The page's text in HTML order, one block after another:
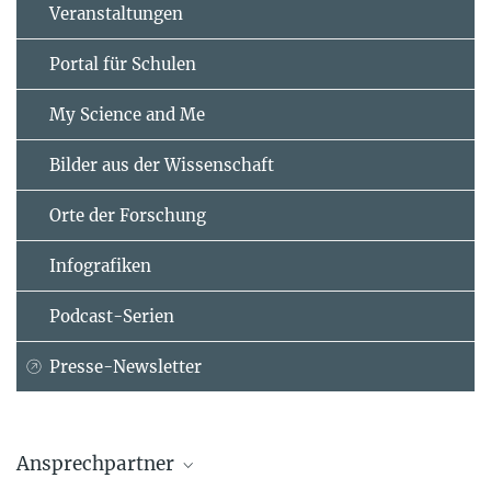
Veranstaltungen
Portal für Schulen
My Science and Me
Bilder aus der Wissenschaft
Orte der Forschung
Infografiken
Podcast-Serien
Presse-Newsletter
Ansprechpartner